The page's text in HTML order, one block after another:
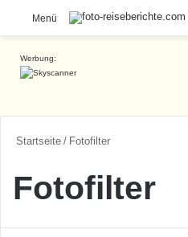
Menü
Werbung:
Startseite / Fotofilter
Fotofilter